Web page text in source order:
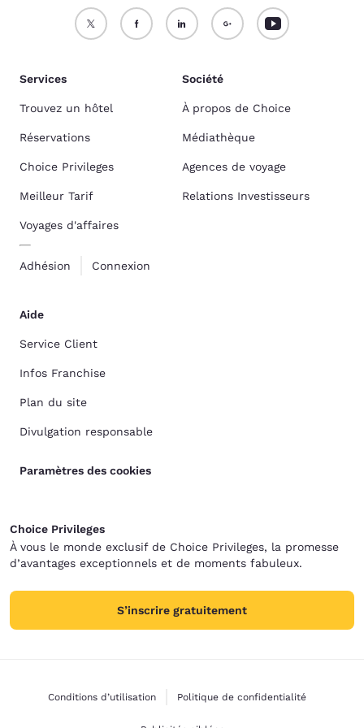
Services
Trouvez un hôtel
Réservations
Choice Privileges
Meilleur Tarif
Voyages d'affaires
Adhésion Connexion
Société
À propos de Choice
Médiathèque
Agences de voyage
Relations Investisseurs
Aide
Service Client
Infos Franchise
Plan du site
Divulgation responsable
Paramètres des cookies
Choice Privileges
À vous le monde exclusif de Choice Privileges, la promesse
d’avantages exceptionnels et de moments fabuleux.
S’inscrire gratuitement
Conditions d’utilisation Politique de confidentialité